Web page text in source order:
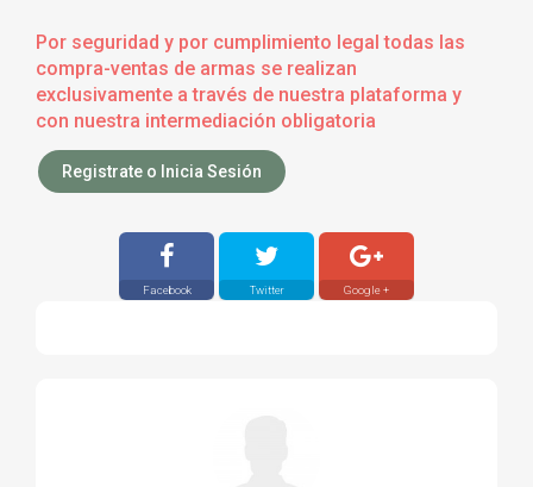
Por seguridad y por cumplimiento legal todas las
compra-ventas de armas se realizan
exclusivamente a través de nuestra plataforma y
con nuestra intermediación obligatoria
Registrate o Inicia Sesión
Facebook Twitter Google +